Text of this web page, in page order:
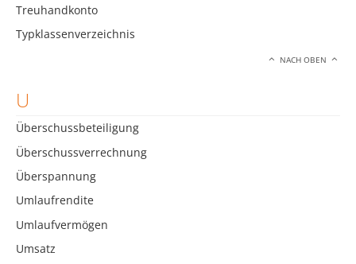
Treuhandkonto
Typklassenverzeichnis
NACH OBEN
U
Überschussbeteiligung
Überschussverrechnung
Überspannung
Umlaufrendite
Umlaufvermögen
Umsatz